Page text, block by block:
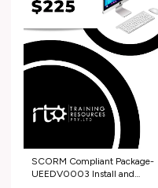
SCORM Compliant Package-
UEEDV0003 Install and